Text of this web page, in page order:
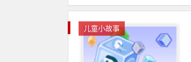
儿童小故事